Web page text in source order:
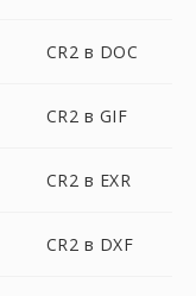
CR2 в DOC
CR2 в GIF
CR2 в EXR
CR2 в DXF